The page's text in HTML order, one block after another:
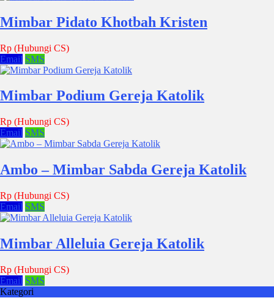
Mimbar Pidato Khotbah Kristen
Rp (Hubungi CS)
Email SMS
Mimbar Podium Gereja Katolik
Rp (Hubungi CS)
Email SMS
Ambo – Mimbar Sabda Gereja Katolik
Rp (Hubungi CS)
Email SMS
Mimbar Alleluia Gereja Katolik
Rp (Hubungi CS)
Email SMS
Kategori